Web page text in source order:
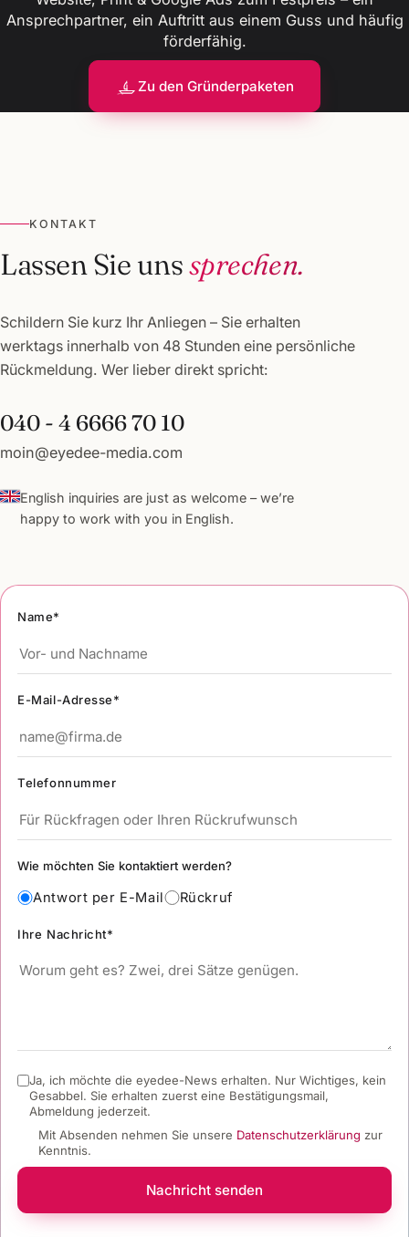
Ansprechpartner, ein Auftritt aus einem Guss und häufig
förderfähig.
Zu den Gründerpaketen
KONTAKT
Lassen Sie unssprechen.
Schildern Sie kurz Ihr Anliegen – Sie erhalten
werktags innerhalb von 48 Stunden eine persönliche
Rückmeldung. Wer lieber direkt spricht:
040 - 4 6666 70 10
moin@eyedee-media.com
English inquiries are just as welcome – we’re
happy to work with you in English.
Name*
E-Mail-Adresse*
Telefonnummer
Wie möchten Sie kontaktiert werden?
Antwort per E-Mail Rückruf
Ihre Nachricht*
Ja, ich möchte die eyedee-News erhalten. Nur Wichtiges, kein
Gesabbel. Sie erhalten zuerst eine Bestätigungsmail,
Abmeldung jederzeit.
Mit Absenden nehmen Sie unsere Datenschutzerklärung zur
Kenntnis.
Nachricht senden